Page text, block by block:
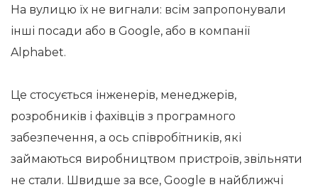
На вулицю їх не вигнали: всім запропонували
інші посади або в Google, або в компанії
Alphabet.
Це стосується інженерів, менеджерів,
розробників і фахівців з програмного
забезпечення, а ось співробітників, які
займаються виробництвом пристроїв, звільняти
не стали. Швидше за все, Google в найближчі